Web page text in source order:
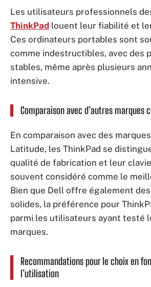
Les utilisateurs professionnels
ThinkPad louent leur fiabilité et
Ces ordinateurs portables sont
comme indestructibles, avec des
stables, même après plusieurs
intensive.
Comparaison avec d’autres marques
En comparaison avec des
Latitude, les ThinkPad se
qualité de fabrication et leur
souvent considéré comme le
Bien que Dell offre également
solides, la préférence pour
parmi les utilisateurs ayant testé
marques.
Recommandations pour le choix en
l’utilisation